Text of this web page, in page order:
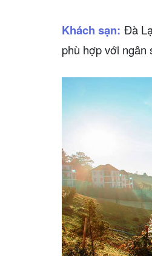
Khách sạn: Đà
phù hợp với ngân